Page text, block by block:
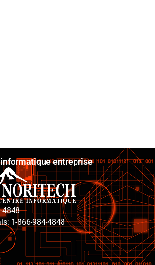
entreprise
4848
1-866-984-4848